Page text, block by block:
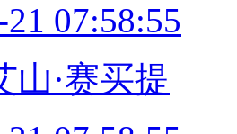
07:58:55
山·赛买提